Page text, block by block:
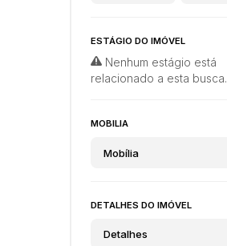
ESTÁGIO DO IMÓVEL
Nenhum estágio está
relacionado a esta busca.
MOBILIA
Mobília
DETALHES DO IMÓVEL
Detalhes